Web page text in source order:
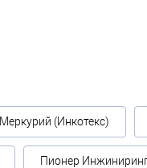
Меркурий (Инкотекс)
Пионер